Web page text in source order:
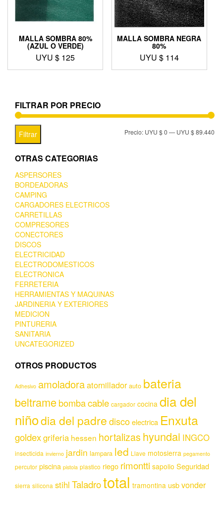
MALLA SOMBRA 80%
(AZUL O VERDE)
UYU $ 125
MALLA SOMBRA NEGRA
80%
UYU $ 114
FILTRAR POR PRECIO
Filtrar Precio: UYU $ 0—UYU $ 89.440
OTRAS CATEGORIAS
ASPERSORES
BORDEADORAS
CAMPING
CARGADORES ELECTRICOS
CARRETILLAS
COMPRESORES
CONECTORES
DISCOS
ELECTRICIDAD
ELECTRODOMESTICOS
ELECTRONICA
FERRETERIA
HERRAMIENTAS Y MAQUINAS
JARDINERIA Y EXTERIORES
MEDICION
PINTURERIA
SANITARIA
UNCATEGORIZED
OTROS PRODUCTOS
Adhesivo amoladoraatornillador auto bateria
beltramebombacable cargador cocina dia del
niñodia del padrediscoelectrica Enxuta
goldexgriferia hessen hortalizas hyundai INGCO
insecticida invierno jardin lampara led Llave motosierra pegamento
percutor piscina pistola plastico riego rimontti sapolio Seguridad
sierra silicona stihl Taladrototal tramontina usbvonder